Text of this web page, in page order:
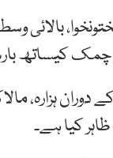
بالائی
چمک کیساتھ
ہزارہ،
کیا ہے۔